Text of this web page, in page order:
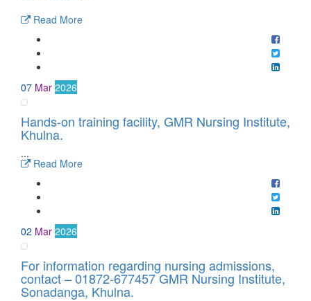
Read More
07 Mar 2026
Hands-on training facility, GMR Nursing Institute,
Khulna.
...
Read More
02 Mar 2026
For information regarding nursing admissions,
contact – 01872-677457 GMR Nursing Institute,
Sonadanga, Khulna.